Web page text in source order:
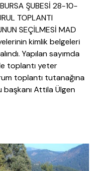
ŞUBESİ 28-10-
TOPLANTI
SEÇİLMESİ MAD
kimlik belgeleri
Yapılan sayımda
ile toplantı yeter
toplantı tutanağına
Attila Ülgen